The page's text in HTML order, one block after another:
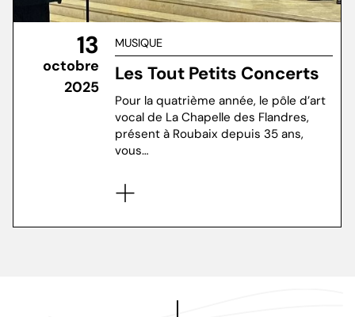
13
octobre
2025
MUSIQUE
Les Tout Petits Concerts
Pour la quatrième année, le pôle d’art
vocal de La Chapelle des Flandres,
présent à Roubaix depuis 35 ans,
vous…